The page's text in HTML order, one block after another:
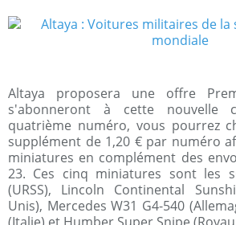
Altaya proposera une offre
s'abonneront à cette nouvelle
quatrième numéro, vous pourrez
supplément de 1,20 € par numéro
miniatures en complément des
23. Ces cinq miniatures sont les
(URSS), Lincoln Continental
Unis), Mercedes W31 G4-540